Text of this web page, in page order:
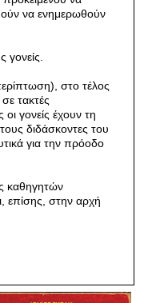
να ενημερωθούν
γονείς.
στο τέλος
τακτές
γονείς έχουν τη
διδάσκοντες του
για την πρόοδο
καθηγητών
επίσης, στην αρχή